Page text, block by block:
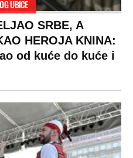
SPORT
Ostali sportovi
Navijači
Showtime
VIRALNO